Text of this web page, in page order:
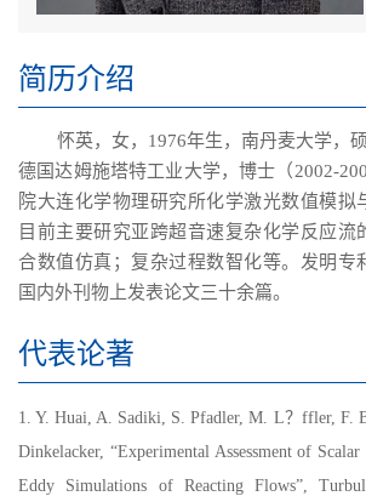
简历介绍
怀英，女，1976年生，南丹麦大学，硕
德国达姆施塔特工业大学，博士（2002-
院大连化学物理研究所化学激光数值模拟
目前主要研究亚跨超音速复杂化学反应流
合数值仿真； 复杂过程数智化等。发明专
国内外刊物上发表论文三十余篇。
代表论著
1. Y. Huai, A. Sadiki, S. Pfadler, M. L？ffler, F.
Dinkelacker, “Experimental Assessment of
Eddy Simulations of Reacting Flows”,